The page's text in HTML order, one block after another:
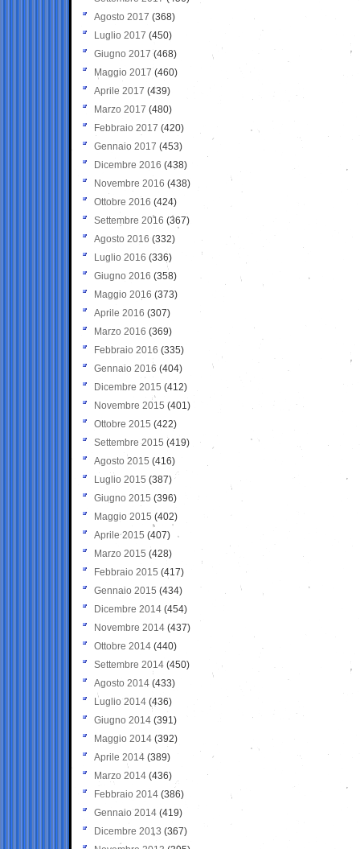
Agosto 2017 (368)
Luglio 2017 (450)
Giugno 2017 (468)
Maggio 2017 (460)
Aprile 2017 (439)
Marzo 2017 (480)
Febbraio 2017 (420)
Gennaio 2017 (453)
Dicembre 2016 (438)
Novembre 2016 (438)
Ottobre 2016 (424)
Settembre 2016 (367)
Agosto 2016 (332)
Luglio 2016 (336)
Giugno 2016 (358)
Maggio 2016 (373)
Aprile 2016 (307)
Marzo 2016 (369)
Febbraio 2016 (335)
Gennaio 2016 (404)
Dicembre 2015 (412)
Novembre 2015 (401)
Ottobre 2015 (422)
Settembre 2015 (419)
Agosto 2015 (416)
Luglio 2015 (387)
Giugno 2015 (396)
Maggio 2015 (402)
Aprile 2015 (407)
Marzo 2015 (428)
Febbraio 2015 (417)
Gennaio 2015 (434)
Dicembre 2014 (454)
Novembre 2014 (437)
Ottobre 2014 (440)
Settembre 2014 (450)
Agosto 2014 (433)
Luglio 2014 (436)
Giugno 2014 (391)
Maggio 2014 (392)
Aprile 2014 (389)
Marzo 2014 (436)
Febbraio 2014 (386)
Gennaio 2014 (419)
Dicembre 2013 (367)